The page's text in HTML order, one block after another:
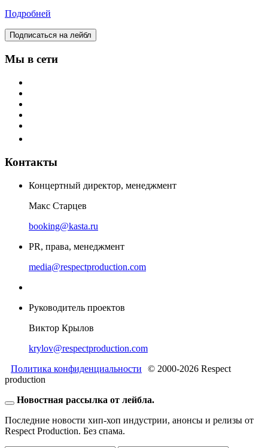
Подробней
Подписаться на лейбл
Мы в сети
Контакты
Концертный директор, менеджмент
Макс Старцев
booking@kasta.ru
PR, права, менеджмент
media@respectproduction.com
Руководитель проектов
Виктор Крылов
krylov@respectproduction.com
Политика конфиденциальности
© 2000-2026 Respect
production
Новостная рассылка от лейбла.
Последние новости хип-хоп индустрии, анонсы и релизы от
Respect Production. Без спама.